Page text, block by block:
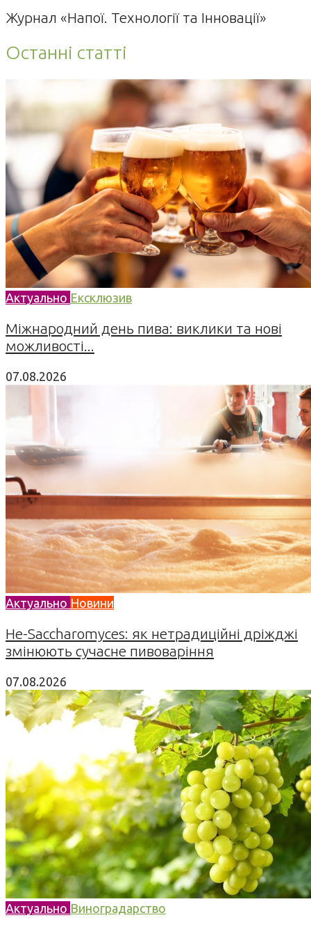
Журнал «Напої. Технології та Інновації»
Останні статті
Актуально Ексклюзив
Міжнародний день пива: виклики та нові
можливості...
07.08.2026
Актуально Новини
Не-Saccharomyces: як нетрадиційні дріжджі
змінюють сучасне пивоваріння
07.08.2026
Актуально Виноградарство